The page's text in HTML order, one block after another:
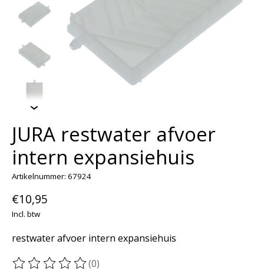
JURA restwater afvoer
intern expansiehuis
Artikelnummer: 67924
€10,95
Incl. btw
restwater afvoer intern expansiehuis
De beoordeling van dit product is
(0)